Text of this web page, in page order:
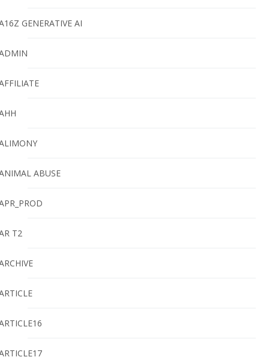
GENERATIVE AI
ABUSE
T2